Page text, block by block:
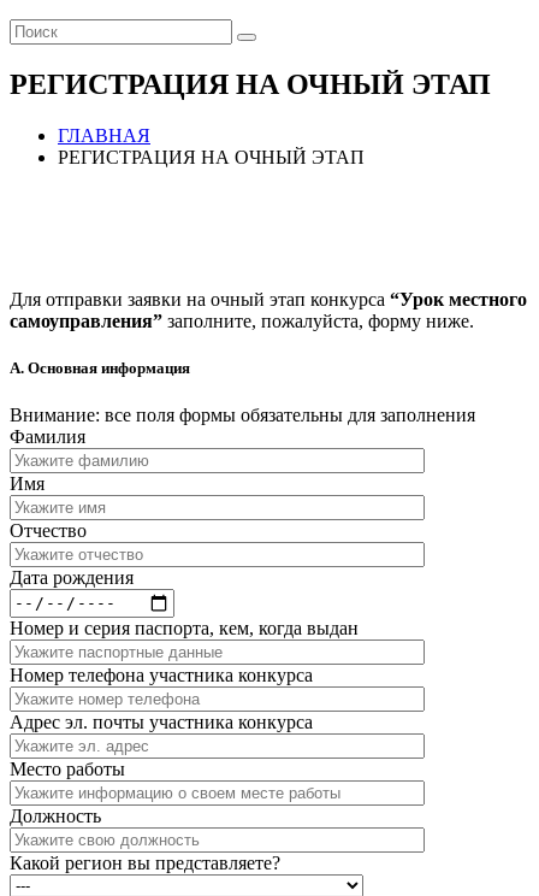
РЕГИСТРАЦИЯ НА ОЧНЫЙ ЭТАП
ГЛАВНАЯ
РЕГИСТРАЦИЯ НА ОЧНЫЙ ЭТАП
Для отправки заявки на очный этап конкурса “Урок местного
самоуправления” заполните, пожалуйста, форму ниже.
А. Основная информация
Внимание: все поля формы обязательны для заполнения
Фамилия
Имя
Отчество
Дата рождения
Номер и серия паспорта, кем, когда выдан
Номер телефона участника конкурса
Адрес эл. почты участника конкурса
Место работы
Должность
Какой регион вы представляете?